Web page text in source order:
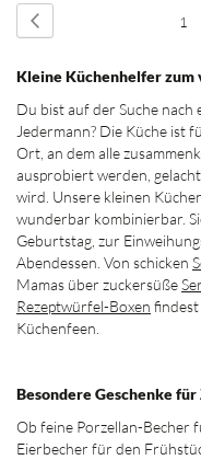
1
Kleine Küchenhelfer zum
Du bist auf der Suche nach
Jedermann? Die Küche ist
Ort, an dem alle
ausprobiert werden,
wird. Unsere kleinen
wunderbar kombinierbar.
Geburtstag, zur
Abendessen. Von schicken
Mamas über zuckersüße
Rezeptwürfel-Boxen
Küchenfeen.
Besondere Geschenke für
Ob feine Porzellan-Becher
Eierbecher für den